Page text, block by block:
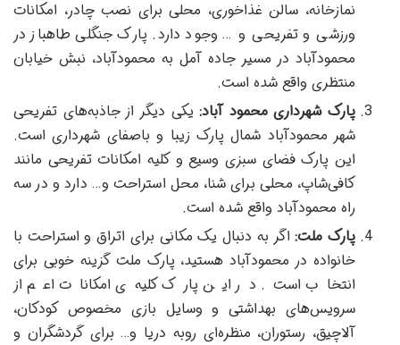
نمازخانه، سالن غذاخوری، محلی برای نصب چادر، امکانات
ورزشی و تفریحی و … وجود دارد. پارک جنگلی طاهباز در
محمودآباد در مسیر جاده آمل به محمودآباد، نبش خیابان
منتظری واقع شده است.
پارک شهرداری محمود آباد: یکی دیگر از جاذبه‌های تفریحی
شهر محمودآباد شمال پارک زیبا و باصفای شهرداری است.
این پارک فضای سبزی وسیع و کلیه امکانات تفریحی مانند
کافی‌شاپ، محلی برای شنا، محل استراحت و… دارد و در سه
راه محمودآباد واقع شده است.
پارک ملت: اگر به دنبال یک مکانی برای اتراق و استراحت با
خانواده در محمودآباد هستید، پارک ملت گزینه خوبی برای
انتخاب است. در این پارک کلیه‌ی امکانات اعم از
سرویس‌های بهداشتی و وسایل بازی مخصوص کودکان،
آلاچیق، رستوران، منظره‌ای روبه دریا و… برای گردشگران و